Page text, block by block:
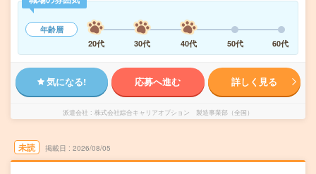
年齢層
20代
30代 40代 50代 60代
気になる! 応募へ進む 詳しく見る
派遣会社 株式会社綜合キャリアオプション 製造事業部（全国）
未読 掲載日 2026/08/05